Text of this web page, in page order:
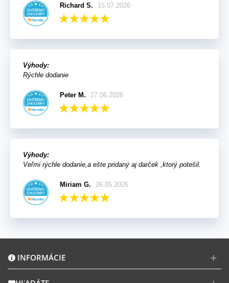
Richard S. 15.07.2026
Výhody:
Rýchle dodanie
Peter M. 27.06.2026
Výhody:
Veľmi rýchle dodanie,a ešte pridaný aj darček ,ktorý potešil.
Miriam G. 26.05.2026
INFORMÁCIE